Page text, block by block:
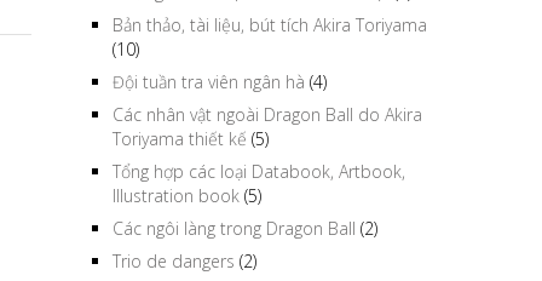
Bản thảo, tài liệu, bút tích Akira Toriyama
(10)
Đội tuần tra viên ngân hà (4)
Các nhân vật ngoài Dragon Ball do Akira
Toriyama thiết kế (5)
Tổng hợp các loại Databook, Artbook,
Illustration book (5)
Các ngôi làng trong Dragon Ball (2)
Trio de dangers (2)